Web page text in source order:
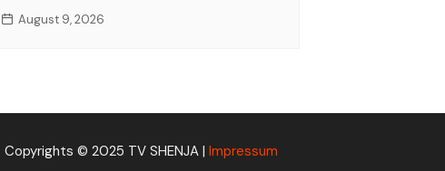
August 9, 2026
Copyrights © 2025 TV SHENJA | Impressum